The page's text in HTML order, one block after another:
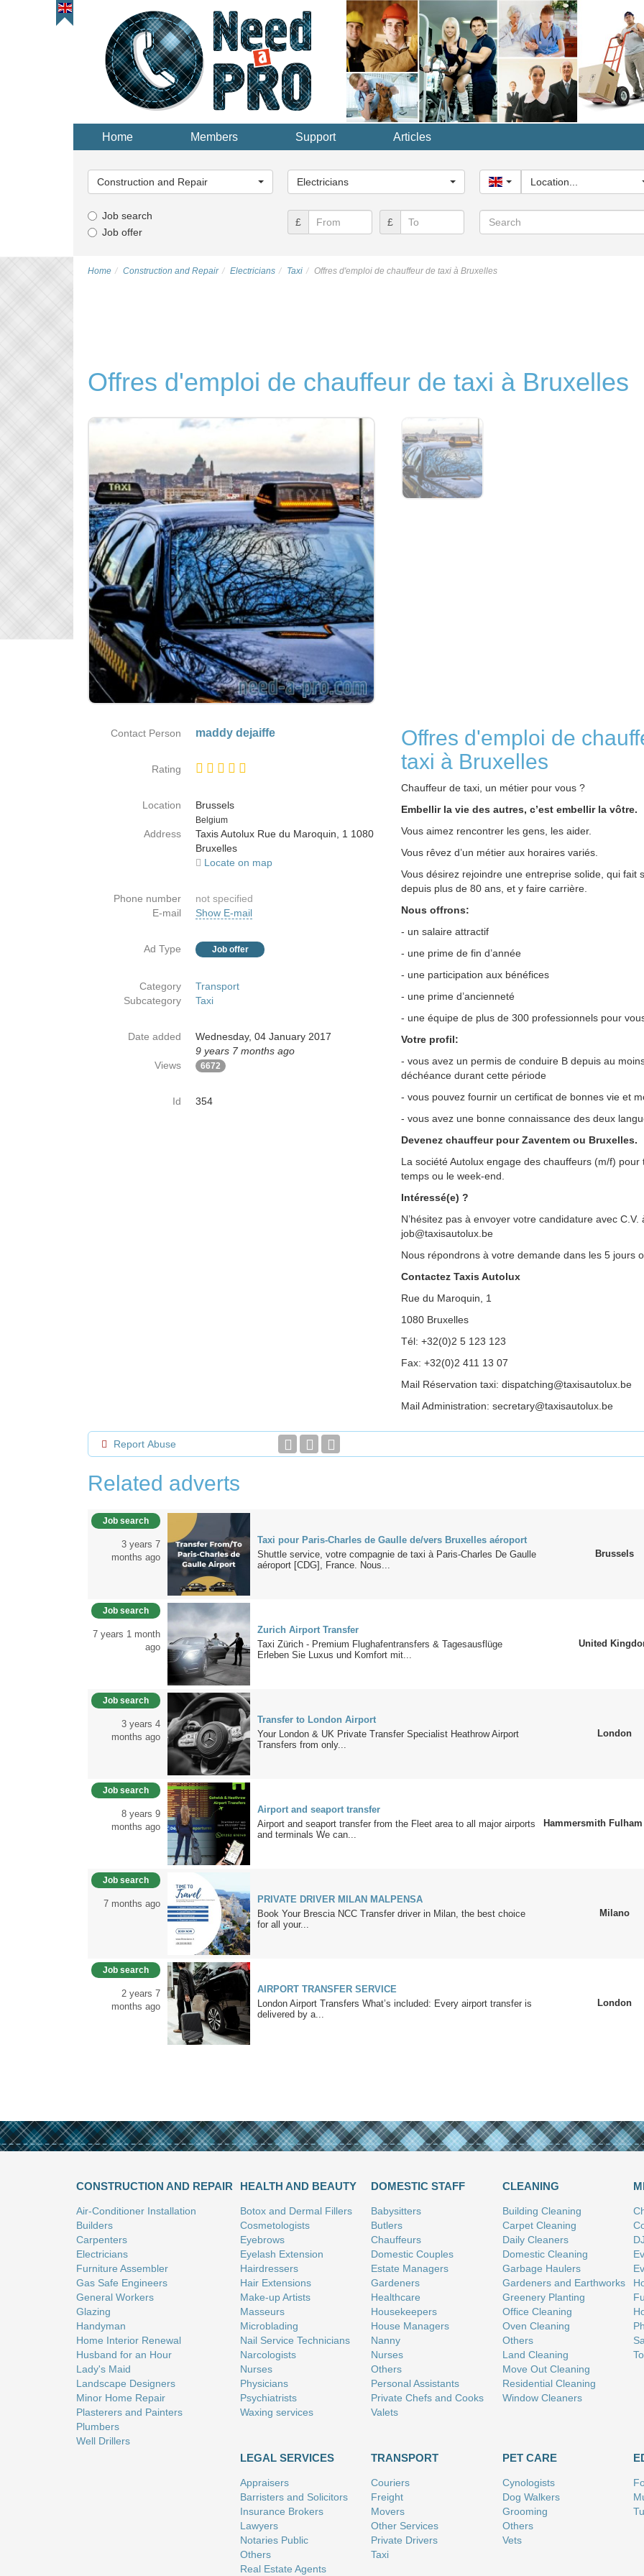
Home Members Support Articles
Category...
Construction and Repair
Category...
Electricians United Kingdom
Location...
Job search
Job offer
£ £ Search
Home Construction and Repair Electricians Taxi Offres d'emploi de chauffeur de taxi à Bruxelles
Offres d'emploi de chauffeur de taxi à Bruxelles
Offres d'emploi de
taxi à Bruxelles
Chauffeur de taxi, un métier pour vous ?
Embellir la vie des autres, c’est embellir la vôtre.
Vous aimez rencontrer les gens, les aider.
Vous rêvez d’un métier aux horaires variés.
Vous désirez rejoindre une entreprise solide, qui fait
depuis plus de 80 ans, et y faire carrière.
Nous offrons:
- un salaire attractif
- une prime de fin d’année
- une participation aux bénéfices
- une prime d’ancienneté
- une équipe de plus de 300 professionnels pour
Votre profil:
- vous avez un permis de conduire B depuis au
déchéance durant cette période
- vous pouvez fournir un certificat de bonnes vie et
- vous avez une bonne connaissance des deux
Devenez chauffeur pour Zaventem ou Bruxelles.
La société Autolux engage des chauffeurs (m/f) pour
temps ou le week-end.
Intéressé(e) ?
N’hésitez pas à envoyer votre candidature avec C.V.
job@taxisautolux.be
Nous répondrons à votre demande dans les 5 jours
Contactez Taxis Autolux
Rue du Maroquin, 1
1080 Bruxelles
Tél: +32(0)2 5 123 123
Fax: +32(0)2 411 13 07
Mail Réservation taxi: dispatching@taxisautolux.be
Mail Administration: secretary@taxisautolux.be
Contact Person maddy dejaiffe
Rating
Location
Brussels
Country
Belgium
Address
Taxis Autolux Rue du Maroquin, 1 1080
Bruxelles
Locate on map
Phone number
not specified
E-mail
Show E-mail
Ad Type Job offer
Category
Transport
Subcategory
Taxi
Date added
Wednesday, 04 January 2017
9 years 7 months ago
Views
6672
Id 354
Report Abuse
Related adverts
Job search
3 years 7
months ago
Taxi pour Paris-Charles de Gaulle de/vers Bruxelles aéroport
Shuttle service, votre compagnie de taxi à Paris-Charles De Gaulle
aéroport [CDG], France. Nous...
Brussels
Job search
7 years 1 month
ago
Zurich Airport Transfer
Taxi Zürich - Premium Flughafentransfers & Tagesausflüge
Erleben Sie Luxus und Komfort mit...
United
Job search
3 years 4
months ago
Transfer to London Airport
Your London & UK Private Transfer Specialist Heathrow Airport
Transfers from only...
London
Job search
8 years 9
months ago
Airport and seaport transfer
Airport and seaport transfer from the Fleet area to all major airports
and terminals We can...
Hammersmith
Job search
7 months ago
PRIVATE DRIVER MILAN MALPENSA
Book Your Brescia NCC Transfer driver in Milan, the best choice
for all your...
Milano
Job search
2 years 7
months ago
AIRPORT TRANSFER SERVICE
London Airport Transfers What’s included: Every airport transfer is
delivered by a...
London
CONSTRUCTION AND REPAIR
Air-Conditioner Installation
Builders
Carpenters
Electricians
Furniture Assembler
Gas Safe Engineers
General Workers
Glazing
Handyman
Home Interior Renewal
Husband for an Hour
Lady's Maid
Landscape Designers
Minor Home Repair
Plasterers and Painters
Plumbers
Well Drillers
HEALTH AND BEAUTY
Botox and Dermal Fillers
Cosmetologists
Eyebrows
Eyelash Extension
Hairdressers
Hair Extensions
Make-up Artists
Masseurs
Microblading
Nail Service Technicians
Narcologists
Nurses
Physicians
Psychiatrists
Waxing services
DOMESTIC STAFF
Babysitters
Butlers
Chauffeurs
Domestic Couples
Estate Managers
Gardeners
Healthcare
Housekeepers
House Managers
Nanny
Nurses
Others
Personal Assistants
Private Chefs and Cooks
Valets
CLEANING
Building Cleaning
Carpet Cleaning
Daily Cleaners
Domestic Cleaning
Garbage Haulers
Gardeners and Earthworks
Greenery Planting
Office Cleaning
Oven Cleaning
Others
Land Cleaning
Move Out Cleaning
Residential Cleaning
Window Cleaners
LEGAL SERVICES
Appraisers
Barristers and Solicitors
Insurance Brokers
Lawyers
Notaries Public
Others
Real Estate Agents
TRANSPORT
Couriers
Freight
Movers
Other Services
Private Drivers
Taxi
PET CARE
Cynologists
Dog Walkers
Grooming
Others
Vets